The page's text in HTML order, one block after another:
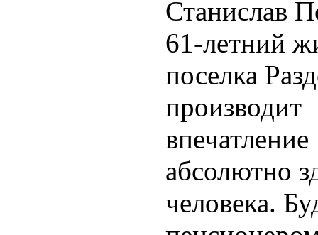
Станислав
61-летний
поселка
производит
впечатление
абсолютно
человека.